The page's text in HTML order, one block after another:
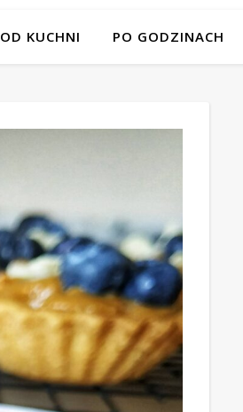
OD KUCHNI PO GODZINACH